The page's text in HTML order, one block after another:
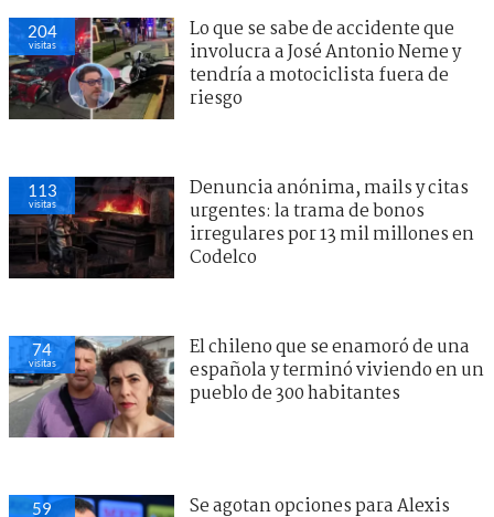
204
visitas
Lo que se sabe de accidente que
involucra a José Antonio Neme y
tendría a motociclista fuera de
riesgo
113
visitas
Denuncia anónima, mails y citas
urgentes: la trama de bonos
irregulares por 13 mil millones en
Codelco
74
visitas
El chileno que se enamoró de una
española y terminó viviendo en un
pueblo de 300 habitantes
59
Se agotan opciones para Alexis